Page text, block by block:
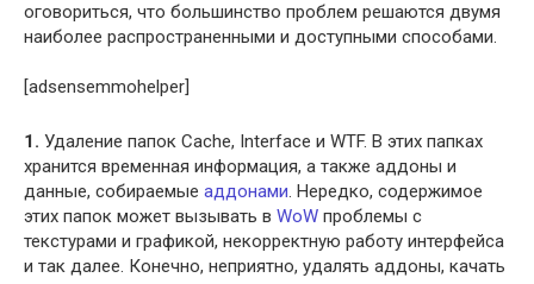
оговориться, что большинство проблем решаются двумя
наиболее распространенными и доступными способами.
[adsensemmohelper]
1. Удаление папок Cache, Interface и WTF. В этих папках
хранится временная информация, а также аддоны и
данные, собираемые аддонами. Нередко, содержимое
этих папок может вызывать в WoW проблемы с
текстурами и графикой, некорректную работу интерфейса
и так далее. Конечно, неприятно, удалять аддоны, качать